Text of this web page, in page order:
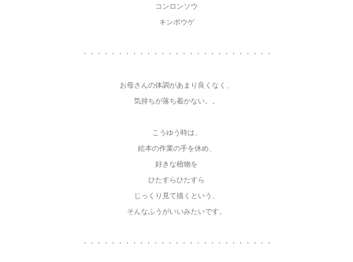
コンロンソウ
キンボウゲ
・・・・・・・・・・・・・・・・・・・・・・・・・・・
お母さんの体調があまり良くなく、
気持ちが落ち着かない。。
こうゆう時は、
絵本の作業の手を休め、
好きな植物を
ひたすらひたすら
じっくり見て描くという、
そんなふうがいいみたいです。
・・・・・・・・・・・・・・・・・・・・・・・・・・・